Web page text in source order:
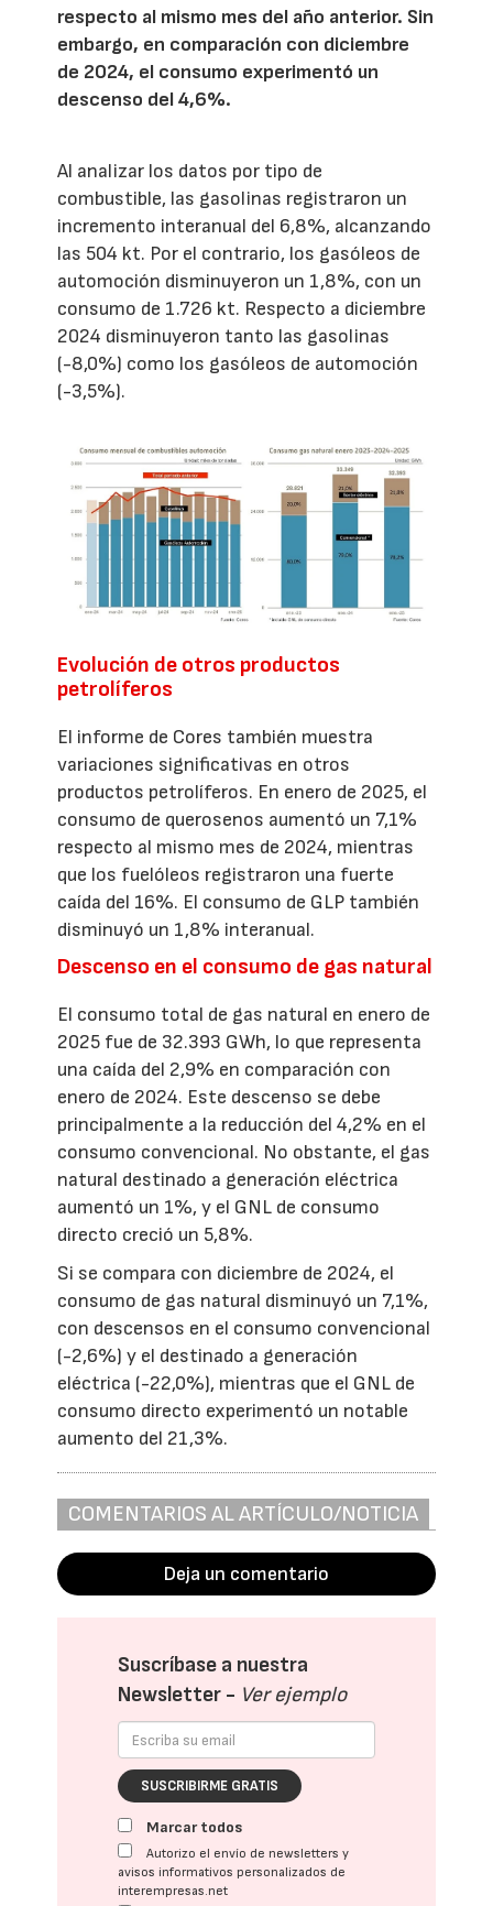
respecto al mismo mes del año anterior. Sin
embargo, en comparación con diciembre
de 2024, el consumo experimentó un
descenso del 4,6%.
Al analizar los datos por tipo de
combustible, las gasolinas registraron un
incremento interanual del 6,8%, alcanzando
las 504 kt. Por el contrario, los gasóleos de
automoción disminuyeron un 1,8%, con un
consumo de 1.726 kt. Respecto a diciembre
2024 disminuyeron tanto las gasolinas
(-8,0%) como los gasóleos de automoción
(-3,5%).
Evolución de otros productos
petrolíferos
El informe de Cores también muestra
variaciones significativas en otros
productos petrolíferos. En enero de 2025, el
consumo de querosenos aumentó un 7,1%
respecto al mismo mes de 2024, mientras
que los fuelóleos registraron una fuerte
caída del 16%. El consumo de GLP también
disminuyó un 1,8% interanual.
Descenso en el consumo de gas natural
El consumo total de gas natural en enero de
2025 fue de 32.393 GWh, lo que representa
una caída del 2,9% en comparación con
enero de 2024. Este descenso se debe
principalmente a la reducción del 4,2% en el
consumo convencional. No obstante, el gas
natural destinado a generación eléctrica
aumentó un 1%, y el GNL de consumo
directo creció un 5,8%.
Si se compara con diciembre de 2024, el
consumo de gas natural disminuyó un 7,1%,
con descensos en el consumo convencional
(-2,6%) y el destinado a generación
eléctrica (-22,0%), mientras que el GNL de
consumo directo experimentó un notable
aumento del 21,3%.
COMENTARIOS AL ARTÍCULO/NOTICIA
Deja un comentario
Suscríbase a nuestra
Newsletter - Ver ejemplo
SUSCRIBIRME GRATIS
Marcar todos
Autorizo el envío de newsletters y
avisos informativos personalizados de
interempresas.net